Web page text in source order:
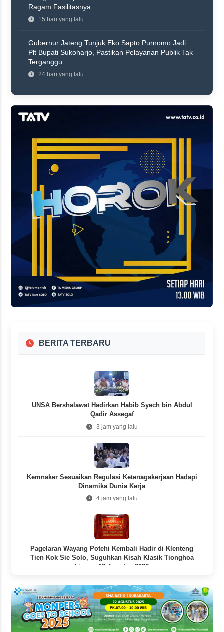
Ragam Fasilitasnya
15 hari yang lalu
Gubernur Jateng Tunjuk Eko Sapto Purnomo Jadi
Plt Bupati Sukoharjo, Pastikan Pelayanan Publik Tak
Terganggu
24 hari yang lalu
BERITA TERBARU
UNSA Bershalawat Hadirkan Habib Syech bin Abdul
Qadir Assegaf
3 jam yang lalu
Kemnaker Sesuaikan Regulasi Ketenagakerjaan Hadapi
Dinamika Dunia Kerja
4 jam yang lalu
Pagelaran Wayang Potehi Kembali Hadir di Klenteng
Tien Kok Sie Solo, Suguhkan Kisah Klasik Tionghoa
hingga 12 Agustus 2026